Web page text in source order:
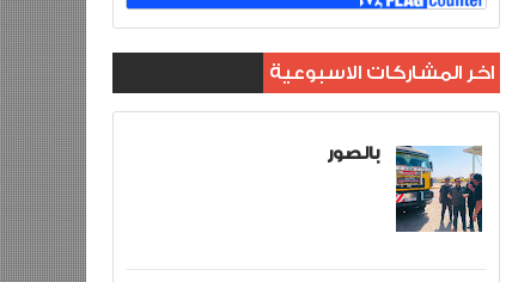
اخر المشاركات الاسبوعية
بالصور